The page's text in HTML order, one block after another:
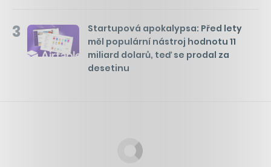
3
Startupová apokalypsa: Před lety
měl populární nástroj hodnotu 11
miliard dolarů, teď se prodal za
desetinu